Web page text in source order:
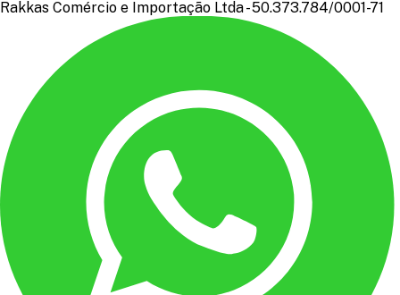
Rakkas Comércio e Importação Ltda - 50.373.784/0001-71